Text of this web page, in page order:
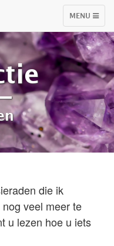
TOGGLE
MENU
die ik
veel meer te
u lezen hoe u iets